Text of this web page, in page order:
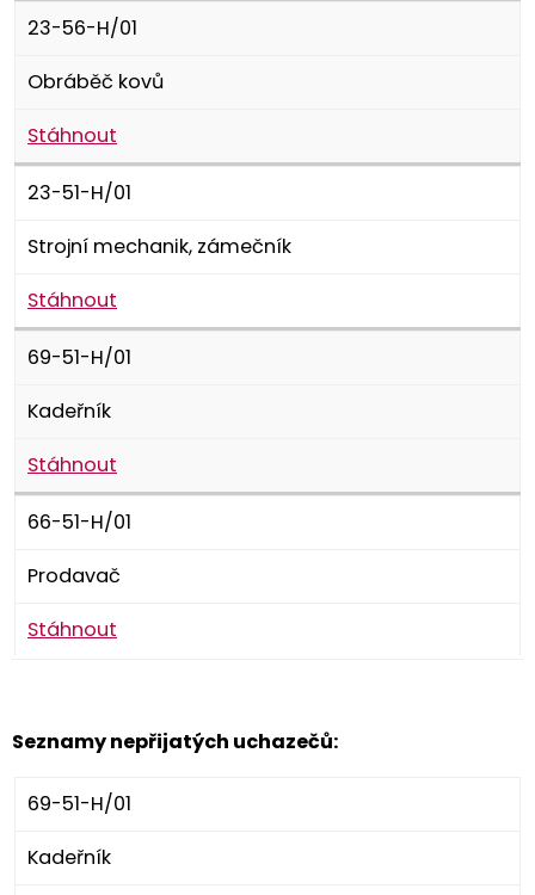
23-56-H/01
Obráběč kovů
Stáhnout
23-51-H/01
Strojní mechanik, zámečník
Stáhnout
69-51-H/01
Kadeřník
Stáhnout
66-51-H/01
Prodavač
Stáhnout
Seznamy nepřijatých uchazečů:
69-51-H/01
Kadeřník